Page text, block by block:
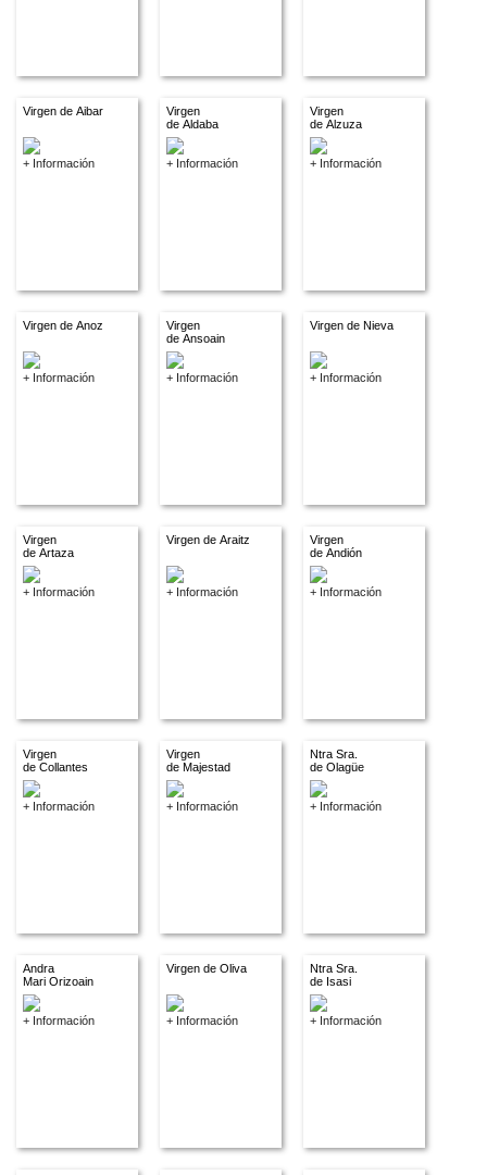
Virgen de Aibar
+ Información
Virgen
de Aldaba
+ Información
Virgen
de Alzuza
+ Información
Virgen de Anoz
+ Información
Virgen
de Ansoain
+ Información
Virgen de Nieva
+ Información
Virgen
de Artaza
+ Información
Virgen de Araitz
+ Información
Virgen
de Andión
+ Información
Virgen
de Collantes
+ Información
Virgen
de Majestad
+ Información
Ntra Sra.
de Olagüe
+ Información
Andra
Mari Orizoain
+ Información
Virgen de Oliva
+ Información
Ntra Sra.
de Isasi
+ Información